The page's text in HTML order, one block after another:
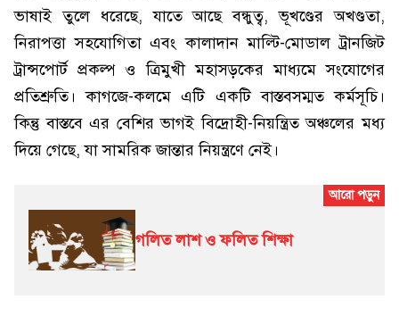
ভাষাই তুলে ধরেছে, যাতে আছে বন্ধুত্ব, ভূখণ্ডের অখণ্ডতা,
নিরাপত্তা সহযোগিতা এবং কালাদান মাল্টি-মোডাল ট্রানজিট
ট্রান্সপোর্ট প্রকল্প ও ত্রিমুখী মহাসড়কের মাধ্যমে সংযোগের
প্রতিশ্রুতি। কাগজে-কলমে এটি একটি বাস্তবসম্মত কর্মসূচি।
কিন্তু বাস্তবে এর বেশির ভাগই বিদ্রোহী-নিয়ন্ত্রিত অঞ্চলের মধ্য
দিয়ে গেছে, যা সামরিক জান্তার নিয়ন্ত্রণে নেই।
গলিত লাশ ও ফলিত শিক্ষা